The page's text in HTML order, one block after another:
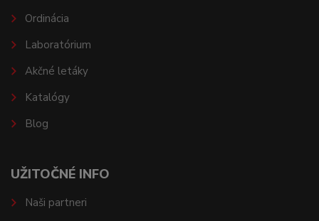
Ordinácia
Laboratórium
Akčné letáky
Katalógy
Blog
UŽITOČNÉ INFO
Naši partneri